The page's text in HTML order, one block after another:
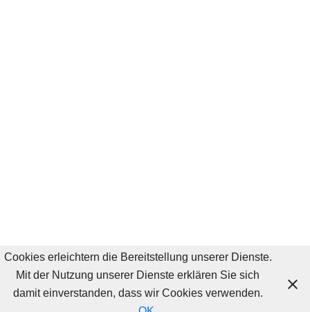
Cookies erleichtern die Bereitstellung unserer Dienste.
Mit der Nutzung unserer Dienste erklären Sie sich
damit einverstanden, dass wir Cookies verwenden.